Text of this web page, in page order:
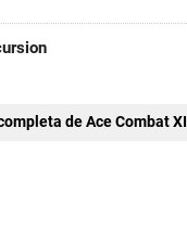
de Ace Combat XI